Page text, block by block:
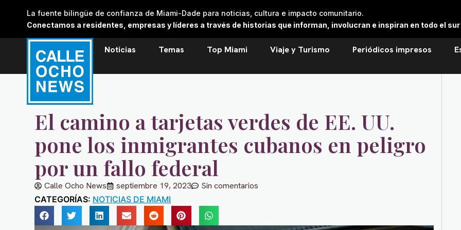
La fuente bilingüe de confianza de Miami-Dade para noticias, cultura e impacto comunitario.
Conectamos a residentes, empresas y líderes a través de historias que informan, involucran e inspiran en todo el sur
Noticias Temas Top Miami Viaje y Turismo Periódicos impresos
El camino a tarjetas verdes de EE. UU.
pone los inmigrantes cubanos en peligro
por un fallo federal
Calle Ocho News septiembre 19, 2023 Sin comentarios
CATEGORÍAS: NOTICIAS DE MIAMI